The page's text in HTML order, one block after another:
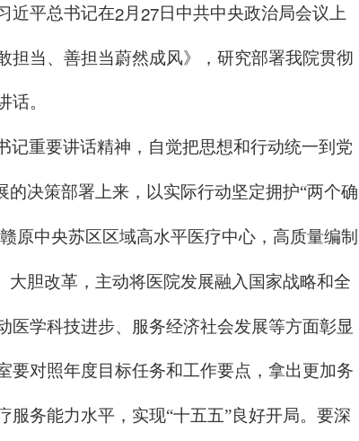
近平总书记在2月 27日中共中央政治局会议上
担当、善担当蔚然成风》，研究部署我院贯彻
话。
记重要讲话精神，自觉把思想和行动统一到党
的决策部署上来，以实际行动坚定拥护“两个确
原中央苏区区域高水平医疗中心，高质量编制
大胆改革，主动将医院发展融入国家战略和全
医学科技进步、服务经济社会发展等方面彰显
要对照年度目标任务和工作要点，拿出更加务
务能力水平，实现“十五五”良好开局。要深